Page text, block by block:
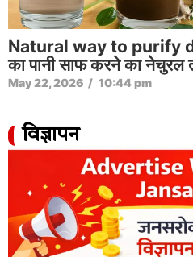
Natural way to purify
का पानी साफ करने का नेचुरल
May 22, 2026 / 10:44 pm
विज्ञापन